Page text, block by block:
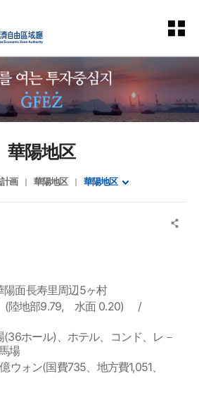
華陽地区
画 華陽地区 華陽地区
長寿里周辺5ヶ村
地部9.79, 水面 0.20) /
ホール)、ホテル、コンド、レ－
場
ォン(国費735、地方費1,051、